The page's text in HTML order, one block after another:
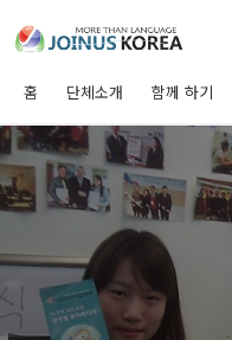
홈 단체소개 함께 하기